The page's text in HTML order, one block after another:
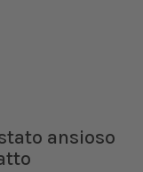
ansioso